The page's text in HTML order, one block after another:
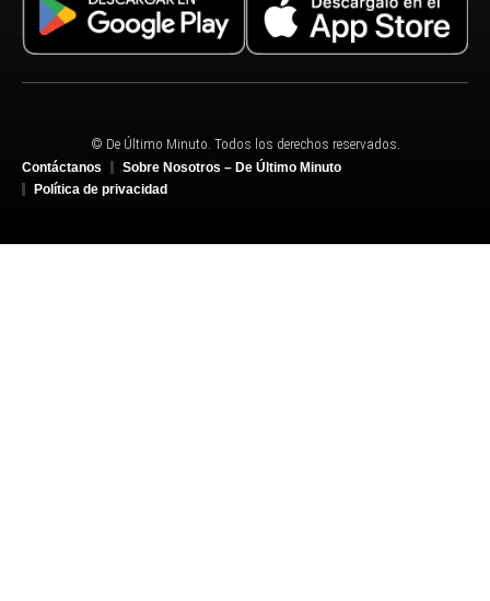
© De Último Minuto. Todos los derechos reservados.
Contáctanos
Sobre Nosotros – De Último Minuto
Política de privacidad